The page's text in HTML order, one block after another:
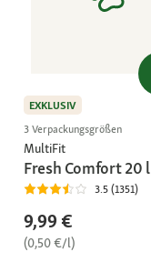
EXKLUSIV
3 Verpackungsgrößen
MultiFit
Fresh Comfort 20 l
3.5 (1351)
9,99 €
(0,50 €/l)